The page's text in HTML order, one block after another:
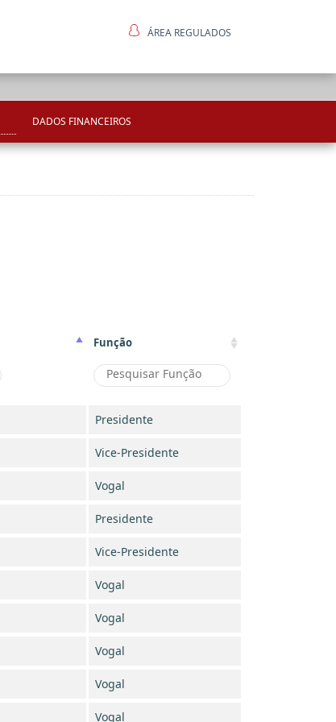
ÁREA REGULADOS
DADOS FINANCEIROS
Função
Presidente
Vice-Presidente
Vogal
Presidente
Vice-Presidente
Vogal
Vogal
Vogal
Vogal
Vogal